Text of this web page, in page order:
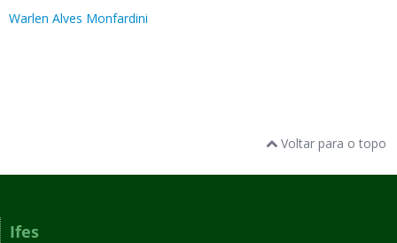
Warlen Alves Monfardini
Voltar para o topo
Ifes